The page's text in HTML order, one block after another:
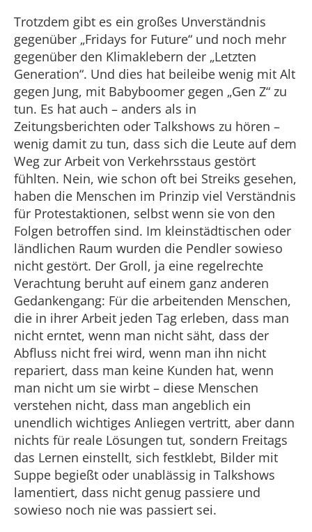
Trotzdem gibt es ein großes Unverständnis
gegenüber „Fridays for Future“ und noch mehr
gegenüber den Klimaklebern der „Letzten
Generation“. Und dies hat beileibe wenig mit Alt
gegen Jung, mit Babyboomer gegen „Gen Z“ zu
tun. Es hat auch – anders als in
Zeitungsberichten oder Talkshows zu hören –
wenig damit zu tun, dass sich die Leute auf dem
Weg zur Arbeit von Verkehrsstaus gestört
fühlten. Nein, wie schon oft bei Streiks gesehen,
haben die Menschen im Prinzip viel Verständnis
für Protestaktionen, selbst wenn sie von den
Folgen betroffen sind. Im kleinstädtischen oder
ländlichen Raum wurden die Pendler sowieso
nicht gestört. Der Groll, ja eine regelrechte
Verachtung beruht auf einem ganz anderen
Gedankengang: Für die arbeitenden Menschen,
die in ihrer Arbeit jeden Tag erleben, dass man
nicht erntet, wenn man nicht säht, dass der
Abfluss nicht frei wird, wenn man ihn nicht
repariert, dass man keine Kunden hat, wenn
man nicht um sie wirbt – diese Menschen
verstehen nicht, dass man angeblich ein
unendlich wichtiges Anliegen vertritt, aber dann
nichts für reale Lösungen tut, sondern Freitags
das Lernen einstellt, sich festklebt, Bilder mit
Suppe begießt oder unablässig in Talkshows
lamentiert, dass nicht genug passiere und
sowieso noch nie was passiert sei.